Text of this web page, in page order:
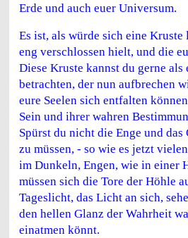
Erde und auch euer Universum.
Es ist, als würde sich eine Kruste
eng verschlossen hielt, und die
Diese Kruste kannst du gerne
betrachten, der nun aufbrechen
eure Seelen sich entfalten
Sein und ihrer wahren
Spürst du nicht die Enge und
zu müssen, - so wie es jetzt
im Dunkeln, Engen, wie in einer
müssen sich die Tore der Höhle
Tageslicht, das Licht an sich,
den hellen Glanz der Wahrheit
einatmen könnt.